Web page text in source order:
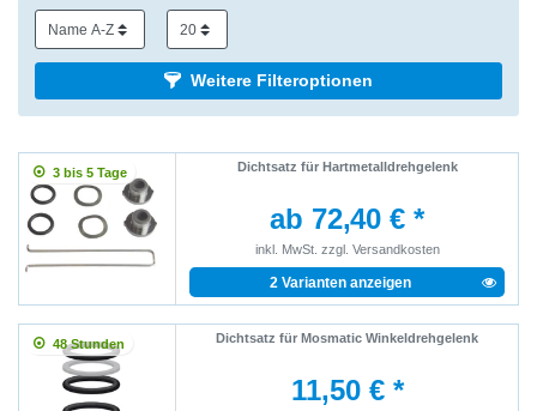
Weitere Filteroptionen
3 bis 5 Tage Dichtsatz für Hartmetalldrehgelenk
ab 72,40 € *
inkl. MwSt. zzgl. Versandkosten
2 Varianten anzeigen
48 Stunden Dichtsatz für Mosmatic Winkeldrehgelenk
11,50 € *